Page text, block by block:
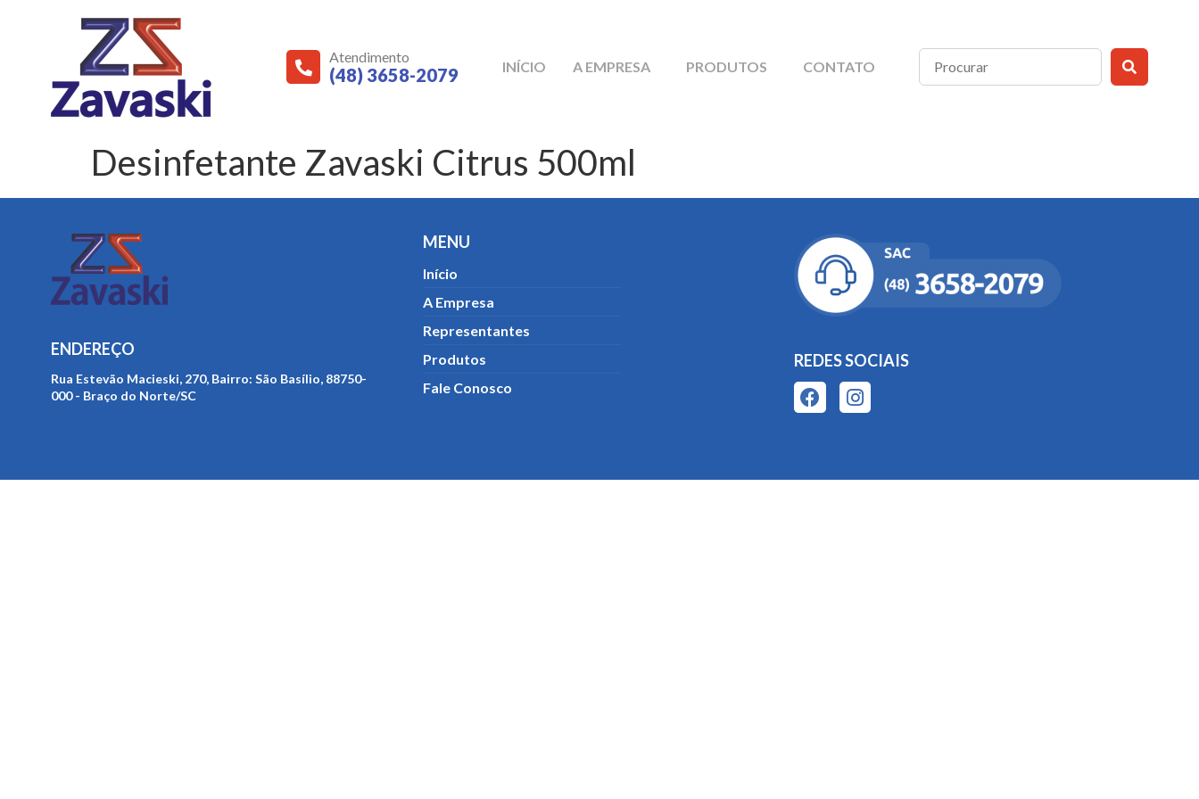
Atendimento
(48) 3658-2079 INÍCIO A EMPRESA PRODUTOS CONTATO
Desinfetante Zavaski Citrus 500ml
ENDEREÇO
Rua Estevão Macieski, 270, Bairro: São Basílio, 88750-
000 - Braço do Norte/SC
MENU
Início
A Empresa
Representantes
Produtos
Fale Conosco
REDES SOCIAIS